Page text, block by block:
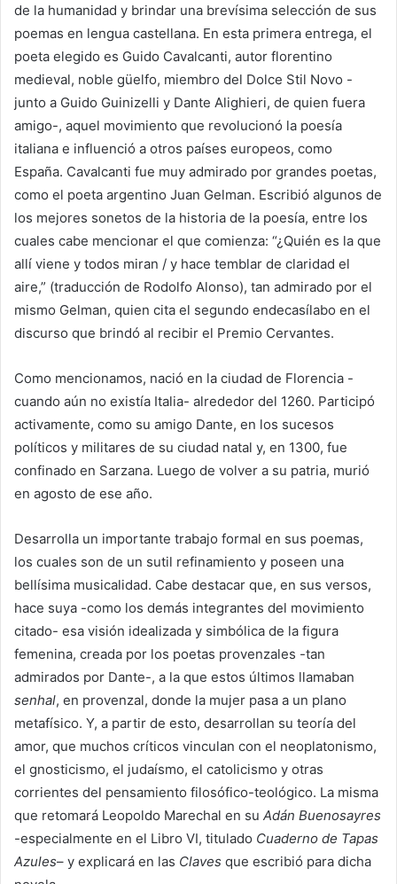
de la humanidad y brindar una brevísima selección de sus
poemas en lengua castellana. En esta primera entrega, el
poeta elegido es Guido Cavalcanti, autor florentino
medieval, noble güelfo, miembro del Dolce Stil Novo -
junto a Guido Guinizelli y Dante Alighieri, de quien fuera
amigo-, aquel movimiento que revolucionó la poesía
italiana e influenció a otros países europeos, como
España. Cavalcanti fue muy admirado por grandes poetas,
como el poeta argentino Juan Gelman. Escribió algunos de
los mejores sonetos de la historia de la poesía, entre los
cuales cabe mencionar el que comienza: “¿Quién es la que
allí viene y todos miran / y hace temblar de claridad el
aire,” (traducción de Rodolfo Alonso), tan admirado por el
mismo Gelman, quien cita el segundo endecasílabo en el
discurso que brindó al recibir el Premio Cervantes.
Como mencionamos, nació en la ciudad de Florencia -
cuando aún no existía Italia- alrededor del 1260. Participó
activamente, como su amigo Dante, en los sucesos
políticos y militares de su ciudad natal y, en 1300, fue
confinado en Sarzana. Luego de volver a su patria, murió
en agosto de ese año.
Desarrolla un importante trabajo formal en sus poemas,
los cuales son de un sutil refinamiento y poseen una
bellísima musicalidad. Cabe destacar que, en sus versos,
hace suya -como los demás integrantes del movimiento
citado- esa visión idealizada y simbólica de la figura
femenina, creada por los poetas provenzales -tan
admirados por Dante-, a la que estos últimos llamaban
senhal, en provenzal, donde la mujer pasa a un plano
metafísico. Y, a partir de esto, desarrollan su teoría del
amor, que muchos críticos vinculan con el neoplatonismo,
el gnosticismo, el judaísmo, el catolicismo y otras
corrientes del pensamiento filosófico-teológico. La misma
que retomará Leopoldo Marechal en su Adán Buenosayres
-especialmente en el Libro VI, titulado Cuaderno de Tapas
Azules– y explicará en las Claves que escribió para dicha